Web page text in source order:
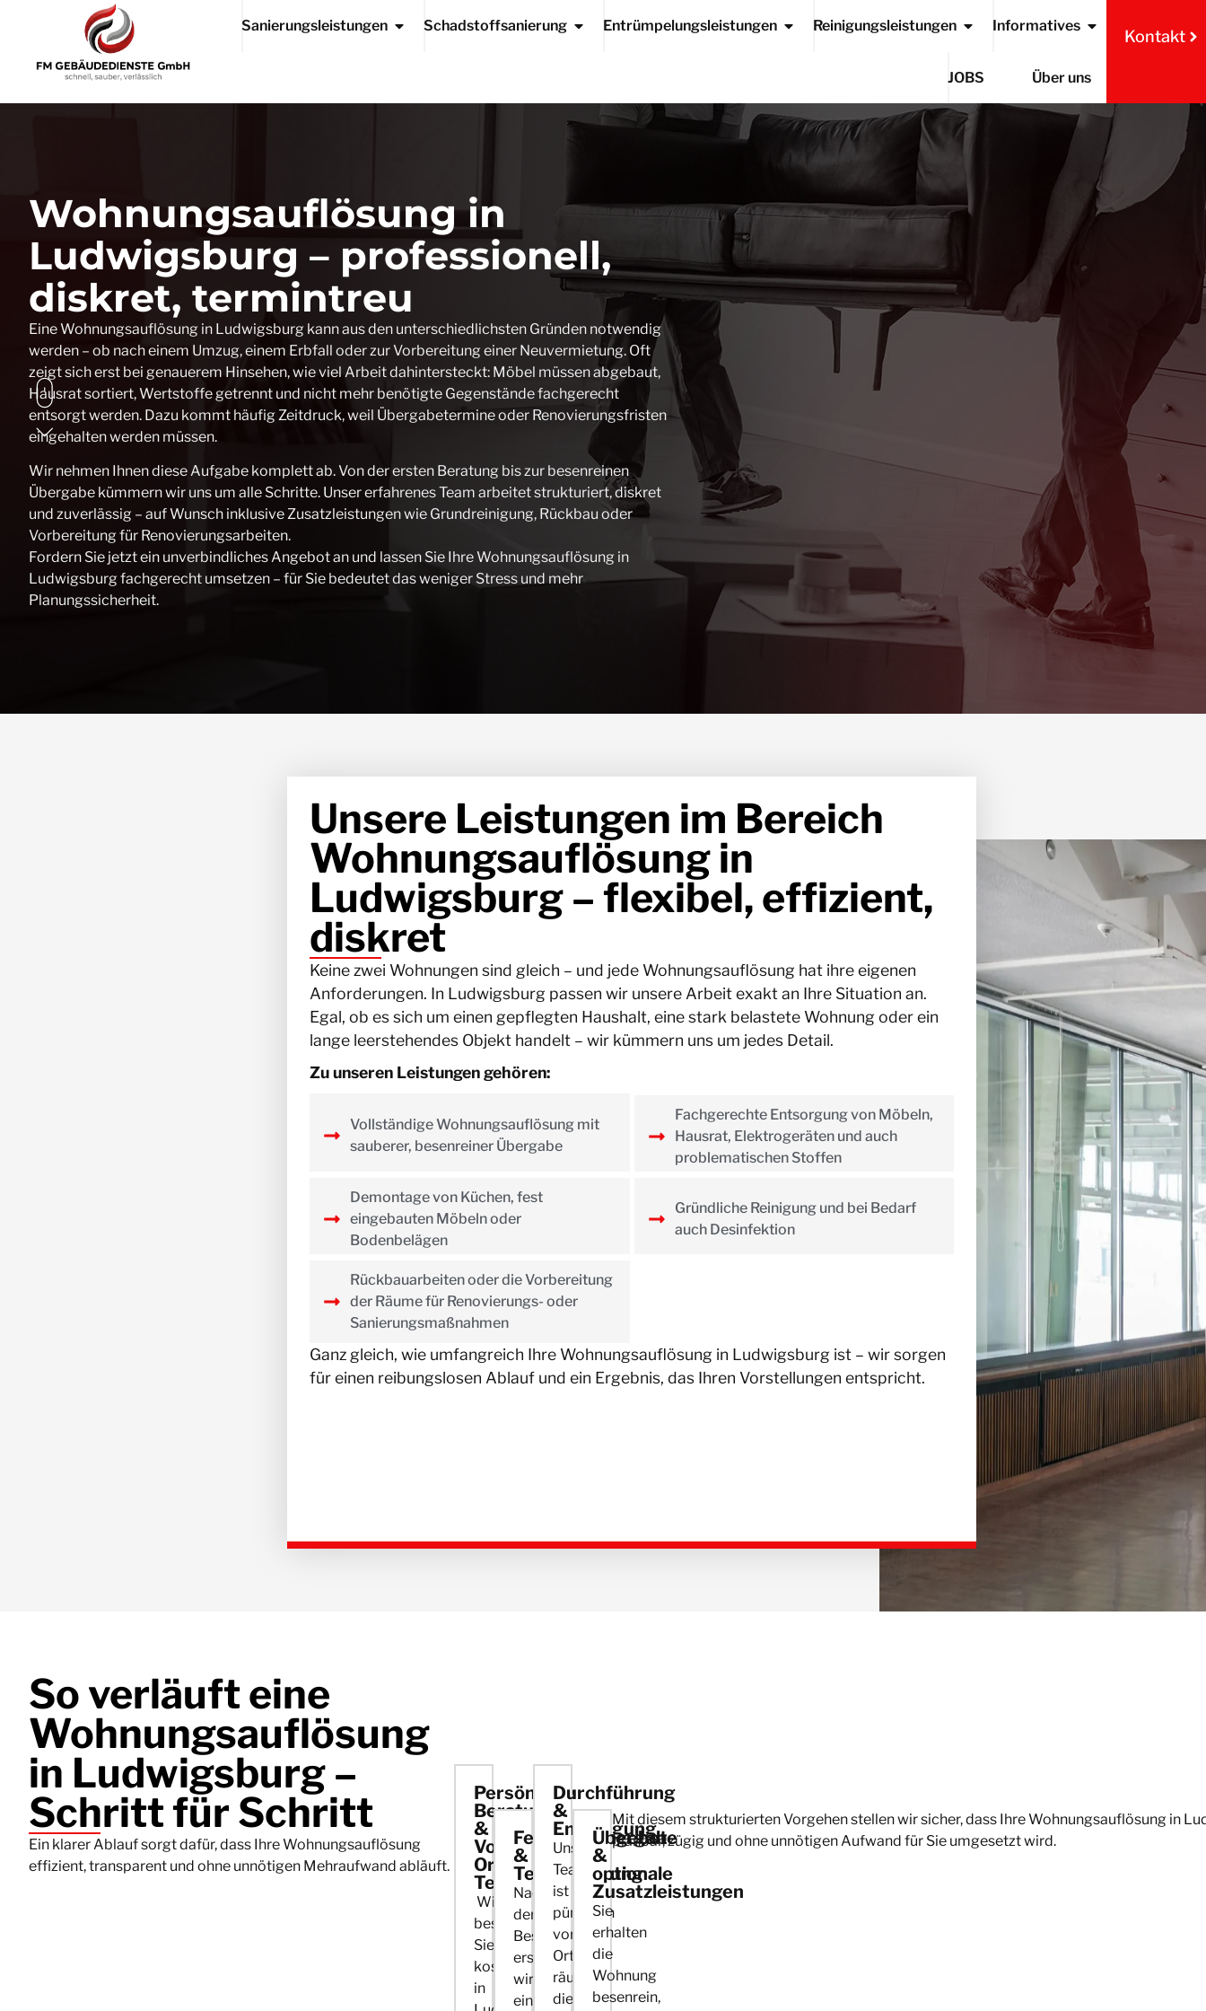
Sanierungsleistungen Schadstoffsanierung Entrümpelungsleistungen Reinigungsleistungen Informatives
JOBS Über uns
Kontakt
Wohnungsauflösung in
Ludwigsburg – professionell,
diskret, termintreu
Eine Wohnungsauflösung in Ludwigsburg kann aus den unterschiedlichsten Gründen notwendig
werden – ob nach einem Umzug, einem Erbfall oder zur Vorbereitung einer Neuvermietung. Oft
zeigt sich erst bei genauerem Hinsehen, wie viel Arbeit dahintersteckt: Möbel müssen abgebaut,
Hausrat sortiert, Wertstoffe getrennt und nicht mehr benötigte Gegenstände fachgerecht
entsorgt werden. Dazu kommt häufig Zeitdruck, weil Übergabetermine oder Renovierungsfristen
eingehalten werden müssen.
Wir nehmen Ihnen diese Aufgabe komplett ab. Von der ersten Beratung bis zur besenreinen
Übergabe kümmern wir uns um alle Schritte. Unser erfahrenes Team arbeitet strukturiert, diskret
und zuverlässig – auf Wunsch inklusive Zusatzleistungen wie Grundreinigung, Rückbau oder
Vorbereitung für Renovierungsarbeiten.
Fordern Sie jetzt ein unverbindliches Angebot an und lassen Sie Ihre Wohnungsauflösung in
Ludwigsburg fachgerecht umsetzen – für Sie bedeutet das weniger Stress und mehr
Planungssicherheit.
Unsere Leistungen im Bereich
Wohnungsauflösung in
Ludwigsburg – flexibel, effizient,
diskret
Keine zwei Wohnungen sind gleich – und jede Wohnungsauflösung hat ihre eigenen
Anforderungen. In Ludwigsburg passen wir unsere Arbeit exakt an Ihre Situation an.
Egal, ob es sich um einen gepflegten Haushalt, eine stark belastete Wohnung oder ein
lange leerstehendes Objekt handelt – wir kümmern uns um jedes Detail.
Zu unseren Leistungen gehören:
Vollständige Wohnungsauflösung mit
sauberer, besenreiner Übergabe
Fachgerechte Entsorgung von Möbeln,
Hausrat, Elektrogeräten und auch
problematischen Stoffen
Demontage von Küchen, fest
eingebauten Möbeln oder
Bodenbelägen
Gründliche Reinigung und bei Bedarf
auch Desinfektion
Rückbauarbeiten oder die Vorbereitung
der Räume für Renovierungs- oder
Sanierungsmaßnahmen
Ganz gleich, wie umfangreich Ihre Wohnungsauflösung in Ludwigsburg ist – wir sorgen
für einen reibungslosen Ablauf und ein Ergebnis, das Ihren Vorstellungen entspricht.
So verläuft eine
Wohnungsauflösung
in Ludwigsburg –
Schritt für Schritt
Ein klarer Ablauf sorgt dafür, dass Ihre Wohnungsauflösung
effizient, transparent und ohne unnötigen Mehraufwand abläuft.
Persönliche
Beratung
&
Vor-
Ort-
Termin
Wir
besuchen
Sie
kostenlos
in
Festpreisangebot
&
Terminplanung
Nach
der
Besichtigung
erstellen
wir
ein
Durchführung
&
Entsorgung
Unser
Team
ist
pünktlich
vor
Ort,
räumt
die
Übergabe
&
optionale
Zusatzleistungen
Sie
erhalten
die
Wohnung
besenrein,
Mit diesem strukturierten Vorgehen stellen wir sicher, dass Ihre Wohnungsauflösung in
planbar, zügig und ohne unnötigen Aufwand für Sie umgesetzt wird.